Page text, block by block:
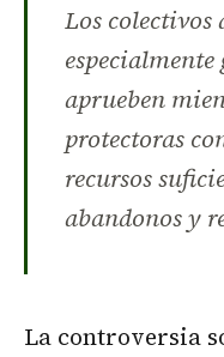
Los
especialmente
aprueben
protectoras
recursos
abandonos y
La controversia